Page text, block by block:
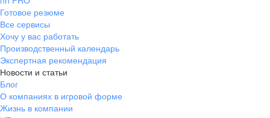
Готовое резюме
Все сервисы
Хочу у вас работать
Производственный календарь
Экспертная рекомендация
Новости и статьи
Блог
О компаниях в игровой форме
Жизнь в компании